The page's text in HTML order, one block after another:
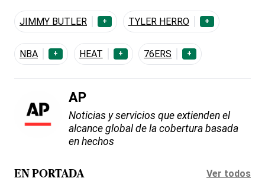
JIMMY BUTLER + TYLER HERRO +
NBA + HEAT + 76ERS +
AP
Noticias y servicios que extienden el
alcance global de la cobertura basada
en hechos
EN PORTADA Ver todos